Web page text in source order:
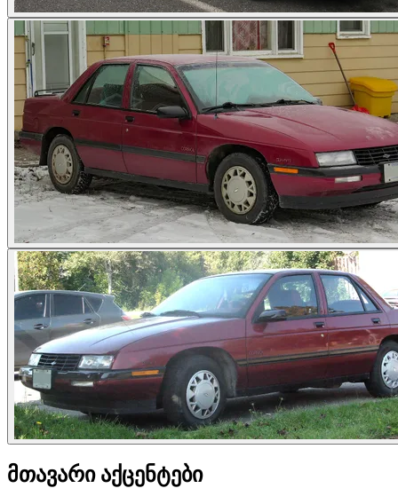
მთავარი აქცენტები